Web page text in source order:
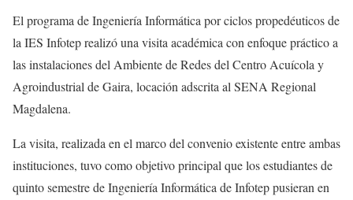
El programa de Ingeniería Informática por ciclos propedéuticos de
la IES Infotep realizó una visita académica con enfoque práctico a
las instalaciones del Ambiente de Redes del Centro Acuícola y
Agroindustrial de Gaira, locación adscrita al SENA Regional
Magdalena.
La visita, realizada en el marco del convenio existente entre ambas
instituciones, tuvo como objetivo principal que los estudiantes de
quinto semestre de Ingeniería Informática de Infotep pusieran en